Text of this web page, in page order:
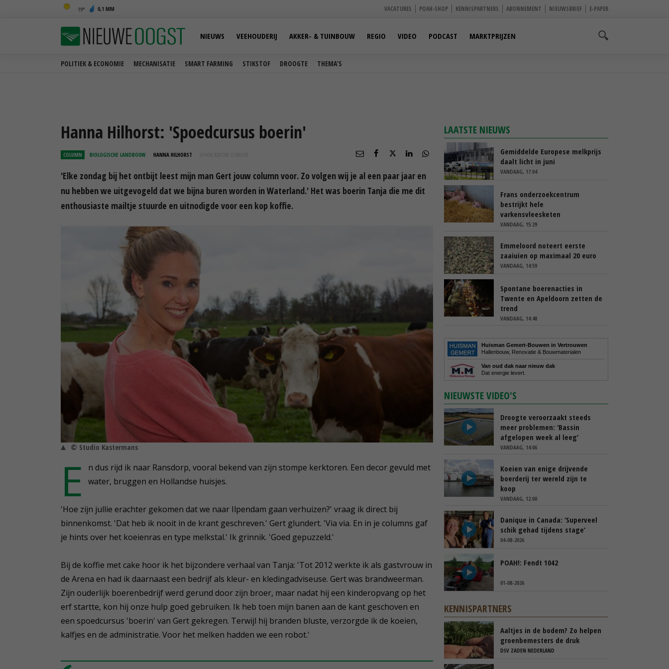
19 0,1 MM VACATURES POAH-SHOP KENNISPARTNERS ABONNEMENT NIEUWSBRIEF E-PAPER
POLITIEK & ECONOMIE MECHANISATIE SMART FARMING STIKSTOF DROOGTE THEMA'S
NIEUWS VEEHOUDERIJ AKKER- & TUINBOUW REGIO VIDEO PODCAST MARKTPRIJZEN
Hanna Hilhorst: 'Spoedcursus boerin'
COLUMN BIOLOGISCHE LANDBOUW HANNA HILHORST 24 NOV 2020 OM 12:00
'Elke zondag bij het ontbijt leest mijn man Gert jouw column voor. Zo volgen wij je al een paar jaar en
nu hebben we uitgevogeld dat we bijna buren worden in Waterland.' Het was boerin Tanja die me dit
enthousiaste mailtje stuurde en uitnodigde voor een kop koffie.
© Studio Kastermans
E
n dus rijd ik naar Ransdorp, vooral bekend van zijn stompe kerktoren. Een decor gevuld met
water, bruggen en Hollandse huisjes.
'Hoe zijn jullie erachter gekomen dat we naar Ilpendam gaan verhuizen?' vraag ik direct bij
binnenkomst. 'Dat heb ik nooit in de krant geschreven.' Gert glundert. 'Via via. En in je columns gaf
je hints over het koeienras en type melkstal.' Ik grinnik. 'Goed gepuzzeld.'
Bij de koffie met cake hoor ik het bijzondere verhaal van Tanja: 'Tot 2012 werkte ik als gastvrouw in
de Arena en had ik daarnaast een bedrijf als kleur- en kledingadviseuse. Gert was brandweerman.
Zijn ouderlijk boerenbedrijf werd gerund door zijn broer, maar nadat hij een kinderopvang op het
erf startte, kon hij onze hulp goed gebruiken. Ik heb toen mijn banen aan de kant geschoven en
een spoedcursus 'boerin' van Gert gekregen. Terwijl hij branden bluste, verzorgde ik de koeien,
kalfjes en de administratie. Voor het melken hadden we een robot.'
LAATSTE NIEUWS
Gemiddelde Europese melkprijs
daalt licht in juni
VANDAAG, 17:04
Frans onderzoekcentrum
bestrijkt hele
varkensvleesketen
VANDAAG, 15:29
Emmeloord noteert eerste
zaaiuien op maximaal 20 euro
VANDAAG, 14:59
Spontane boerenacties in
Twente en Apeldoorn zetten de
trend
VANDAAG, 14:48
Huisman Gemert-Bouwen in Vertrouwen
Hallenbouw, Renovatie & Bouwmaterialen
Van oud dak naar nieuw dak
Dat energie levert.
NIEUWSTE VIDEO'S
Droogte veroorzaakt steeds
meer problemen: ‘Bassin
afgelopen week al leeg’
VANDAAG, 14:06
Koeien van enige drijvende
boerderij ter wereld zijn te
koop
VANDAAG, 12:00
Danique in Canada: ‘Superveel
schik gehad tijdens stage’
04-08-2026
POAH!: Fendt 1042
01-08-2026
KENNISPARTNERS
Aaltjes in de bodem? Zo helpen
groenbemesters de druk
natuurlijk verlagen
DSV ZADEN NEDERLAND